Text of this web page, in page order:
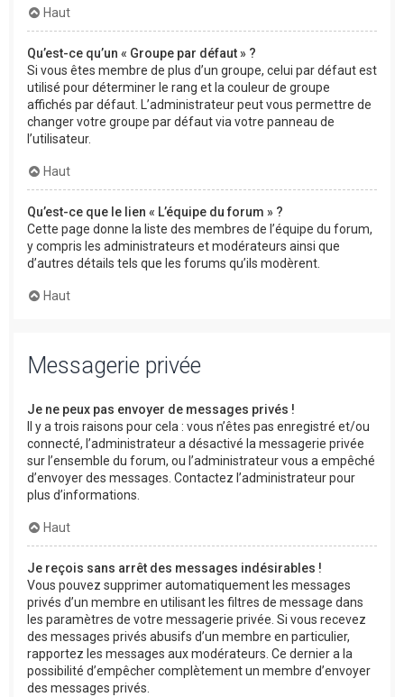
Haut
Qu’est-ce qu’un « Groupe par défaut » ?
Si vous êtes membre de plus d’un groupe, celui par défaut est
utilisé pour déterminer le rang et la couleur de groupe
affichés par défaut. L’administrateur peut vous permettre de
changer votre groupe par défaut via votre panneau de
l’utilisateur.
Haut
Qu’est-ce que le lien « L’équipe du forum » ?
Cette page donne la liste des membres de l’équipe du forum,
y compris les administrateurs et modérateurs ainsi que
d’autres détails tels que les forums qu’ils modèrent.
Haut
Messagerie privée
Je ne peux pas envoyer de messages privés !
Il y a trois raisons pour cela : vous n’êtes pas enregistré et/ou
connecté, l’administrateur a désactivé la messagerie privée
sur l’ensemble du forum, ou l’administrateur vous a empêché
d’envoyer des messages. Contactez l’administrateur pour
plus d’informations.
Haut
Je reçois sans arrêt des messages indésirables !
Vous pouvez supprimer automatiquement les messages
privés d’un membre en utilisant les filtres de message dans
les paramètres de votre messagerie privée. Si vous recevez
des messages privés abusifs d’un membre en particulier,
rapportez les messages aux modérateurs. Ce dernier a la
possibilité d’empêcher complètement un membre d’envoyer
des messages privés.